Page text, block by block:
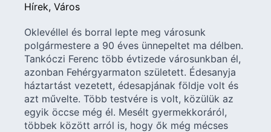
Hírek Város
Oklevéllel és borral lepte meg városunk
polgármestere a 90 éves ünnepeltet ma délben.
Tankóczi Ferenc több évtizede városunkban él,
azonban Fehérgyarmaton született. Édesanyja
háztartást vezetett, édesapjának földje volt és
azt művelte. Több testvére is volt, közülük az
egyik öccse még él. Mesélt gyermekkoráról,
többek között arról is, hogy ők még mécses